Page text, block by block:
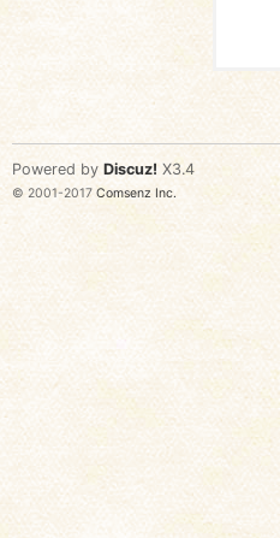
Powered by Discuz! X3.4
© 2001-2017 Comsenz Inc.